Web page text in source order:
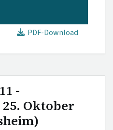
PDF-Download
-
Oktober